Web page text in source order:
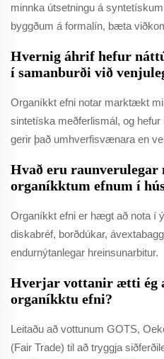
minnka útsetningu á
byggðum á formalín, bæta
Hvernig áhrif hefur
í samanburði við
Organíkkt efni notar marktækt
sintetíska meðferlismál, og
gerir það umhverfisvænara en
Hvað eru
organíkktum efnum í
Organíkkt efni er hægt að nota í
diskabréf, borðdúkar,
endurnýtanlegar hreinsunarbitur.
Hverjar vottanir ætti ég
organíkktu efni?
Leitaðu að vottunum GOTS,
(Fair Trade) til að tryggja